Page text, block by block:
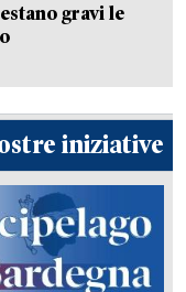
gravi le
iniziative